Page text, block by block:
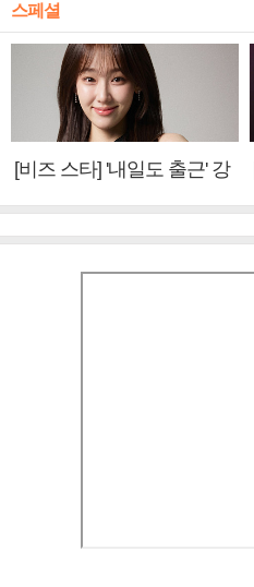
스페셜
[비즈 스타] '내일도 출근' 강